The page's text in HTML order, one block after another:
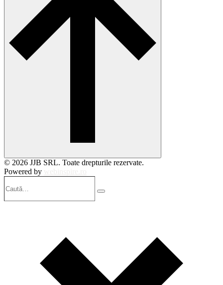
© 2026 JJB SRL. Toate drepturile rezervate.
Powered by
Search